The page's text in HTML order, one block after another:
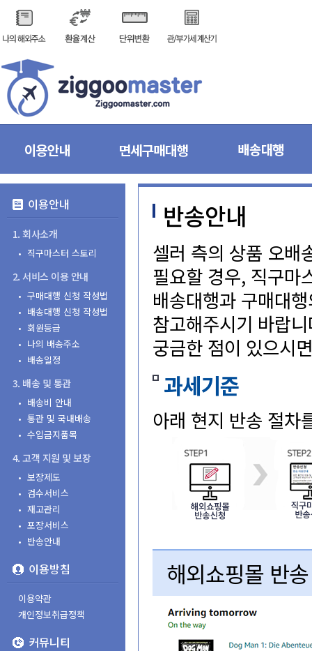
이용안내
1.회사소개
•직구마스터스토리
2.서비스이용안내
•구매대행신청작성법
•배송대행신청작성법
•회원등급
•나의배송주소
•배송일정
3.배송및통관
•배송비안내
•통관및국내배송
•수입금지품목
4.고객지원및보장
•보장제도
•검수서비스
•재고관리
•포장서비스
•반송안내
이용방침
이용약관
개인정보취급정책
커뮤니티
반송안내
셀러측의상품오배
필요할경우,직구마
배송대행과구매대
참고해주시기바랍
궁금한점이있으시
과세기준
아래현지반송절차
해외쇼핑몰반